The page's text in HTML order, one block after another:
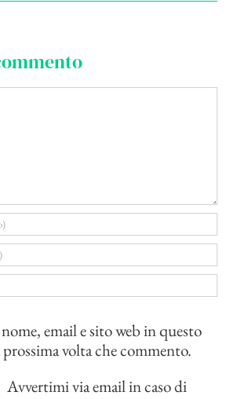
email e sito web in questo
volta che commento.
Avvertimi via email in caso di